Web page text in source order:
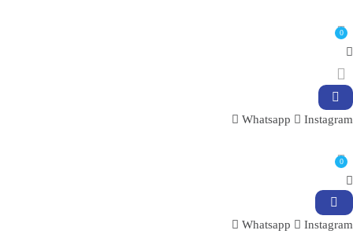
0
Whatsapp Instagram
0
Whatsapp Instagram